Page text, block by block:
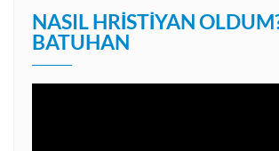
NASIL HRISTIYAN
BATUHAN